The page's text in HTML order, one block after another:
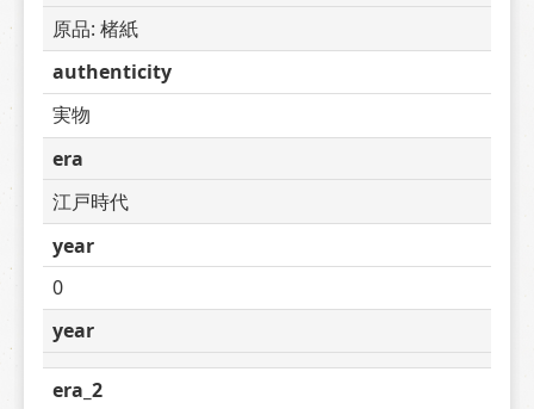
原品: 楮紙
authenticity
実物
era
江戸時代
year
0
year
era_2